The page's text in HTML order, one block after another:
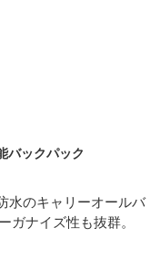
バックパック
水のキャリーオールバ
ガナイズ性も抜群。